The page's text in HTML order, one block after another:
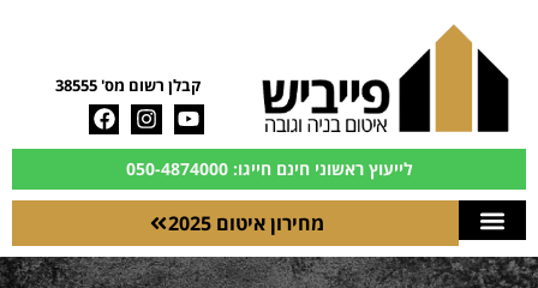
קבלן רשום מס' 38555
לייעוץ ראשוני חינם חייגו: 050-4874000
מחירון איטום 2025